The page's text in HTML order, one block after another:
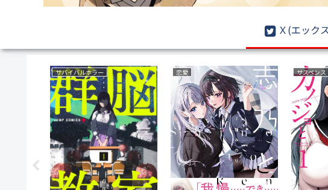
Ｘ(エック
ファンタジー 異世界もの(転生・転移・成り上がり・異世界ファンタジー) 育児・子育